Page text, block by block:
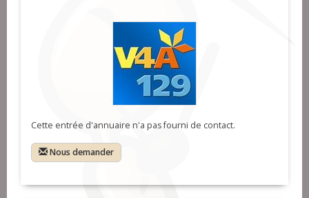
Cette entrée d'annuaire n'a pas fourni de contact.
Nous demander